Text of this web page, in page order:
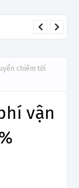
chiếm tới
vận